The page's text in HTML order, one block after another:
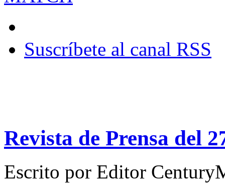
Suscríbete al canal RSS
Revista de Prensa del
Escrito por Editor